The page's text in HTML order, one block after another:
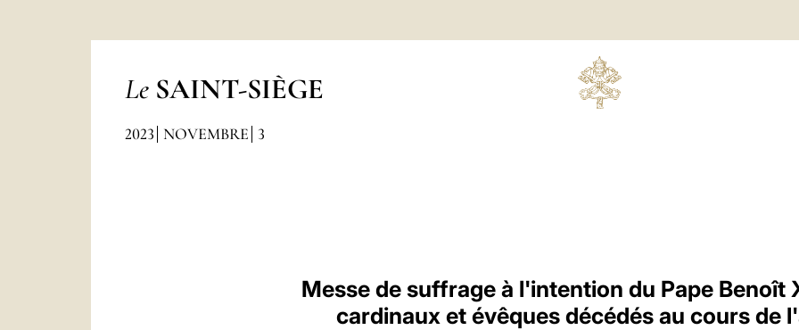
Le SAINT-SIÈGE
2023 NOVEMBRE 3
Messe de suffrage à l'intention du Pape Benoît
cardinaux et évêques décédés au cours de